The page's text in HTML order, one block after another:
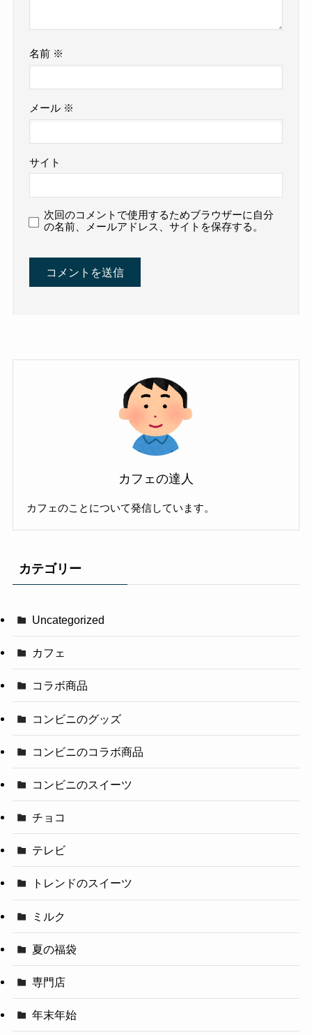
名前 ※
メール ※
サイト
次回のコメントで使用するためブラウザーに自分
の名前、メールアドレス、サイトを保存する。
カフェの達人
カフェのことについて発信しています。
カテゴリー
Uncategorized
カフェ
コラボ商品
コンビニのグッズ
コンビニのコラボ商品
コンビニのスイーツ
チョコ
テレビ
トレンドのスイーツ
ミルク
夏の福袋
専門店
年末年始